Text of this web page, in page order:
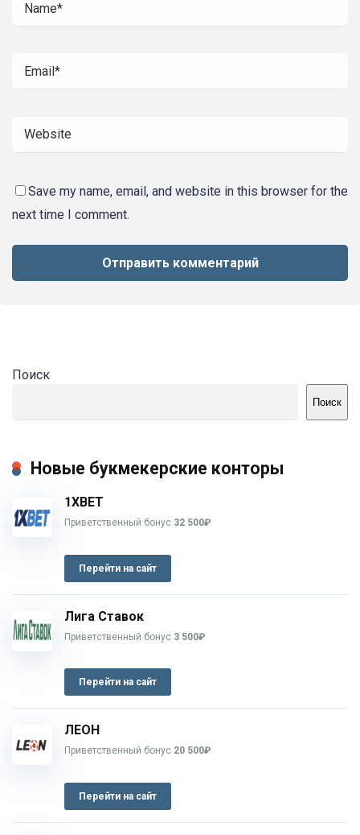
Save my name, email, and website in this browser for the
next time I comment.
Поиск
Поиск
Новые букмекерские конторы
1XBET
Приветственный бонус 32 500₽
Перейти на сайт
Лига Ставок
Приветственный бонус 3 500₽
Перейти на сайт
ЛЕОН
Приветственный бонус 20 500₽
Перейти на сайт